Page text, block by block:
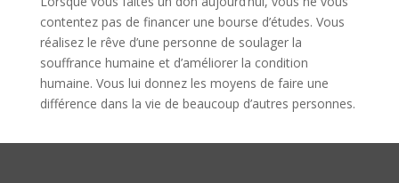
contentez pas de financer une bourse d’études. Vous
réalisez le rêve d’une personne de soulager la
souffrance humaine et d’améliorer la condition
humaine. Vous lui donnez les moyens de faire une
différence dans la vie de beaucoup d’autres personnes.